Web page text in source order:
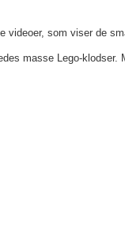
videoer, som viser de
masse Lego-klodser.